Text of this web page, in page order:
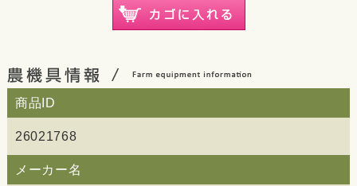
商品ID
26021768
メーカー名